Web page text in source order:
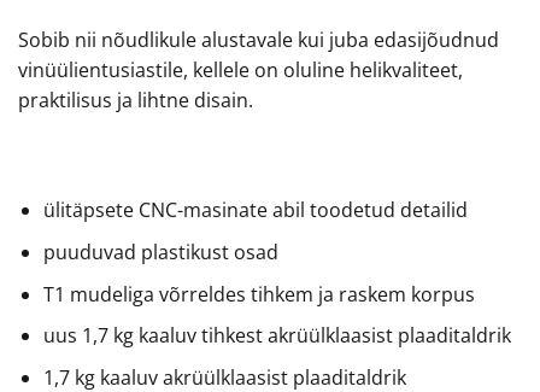
Sobib nii nõudlikule alustavale kui juba edasijõudnud
vinüülientusiastile, kellele on oluline helikvaliteet,
praktilisus ja lihtne disain.
ülitäpsete CNC-masinate abil toodetud detailid
puuduvad plastikust osad
T1 mudeliga võrreldes tihkem ja raskem korpus
uus 1,7 kg kaaluv tihkest akrüülklaasist plaaditaldrik
1,7 kg kaaluv akrüülklaasist plaaditaldrik